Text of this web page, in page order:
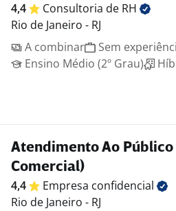
4,4 Consultoria de RH
Rio de Janeiro - RJ
A combinar
Sem
Ensino Médio (2º Grau)
Atendimento Ao
Comercial)
4,4 Empresa confidencial
Rio de Janeiro - RJ